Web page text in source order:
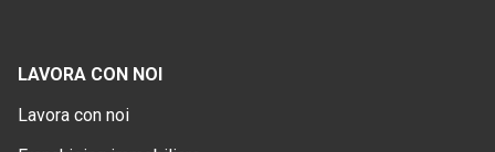
LAVORA CON NOI
Lavora con noi